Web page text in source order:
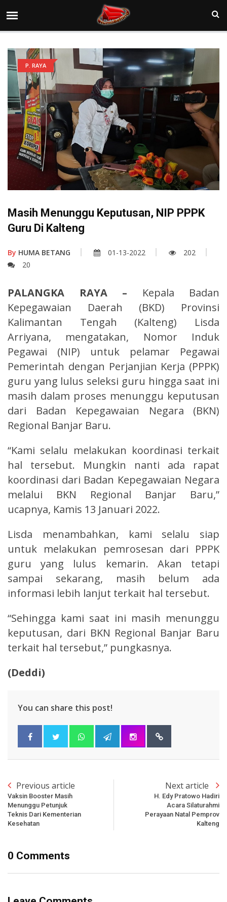
P. RAYA
Masih Menunggu Keputusan, NIP PPPK
Guru Di Kalteng
By HUMA BETANG 01-13-2022
202
20
PALANGKA RAYA – Kepala Badan
Kepegawaian Daerah (BKD) Provinsi
Kalimantan Tengah (Kalteng) Lisda
Arriyana, mengatakan, Nomor Induk
Pegawai (NIP) untuk pelamar Pegawai
Pemerintah dengan Perjanjian Kerja (PPPK)
guru yang lulus seleksi guru hingga saat ini
masih dalam proses menunggu keputusan
dari Badan Kepegawaian Negara (BKN)
Regional Banjar Baru.
“Kami selalu melakukan koordinasi terkait
hal tersebut. Mungkin nanti ada rapat
koordinasi dari Badan Kepegawaian Negara
melalui BKN Regional Banjar Baru,”
ucapnya, Kamis 13 Januari 2022.
Lisda menambahkan, kami selalu siap
untuk melakukan pemrosesan dari PPPK
guru yang lulus kemarin. Akan tetapi
sampai sekarang, masih belum ada
informasi lebih lanjut terkait hal tersebut.
“Sehingga kami saat ini masih menunggu
keputusan, dari BKN Regional Banjar Baru
terkait hal tersebut,” pungkasnya.
(Deddi)
You can share this post!
Previous article
Vaksin Booster Masih
Menunggu Petunjuk
Teknis Dari Kementerian
Kesehatan
Next article
H. Edy Pratowo Hadiri
Acara Silaturahmi
Perayaan Natal Pemprov
Kalteng
0 Comments